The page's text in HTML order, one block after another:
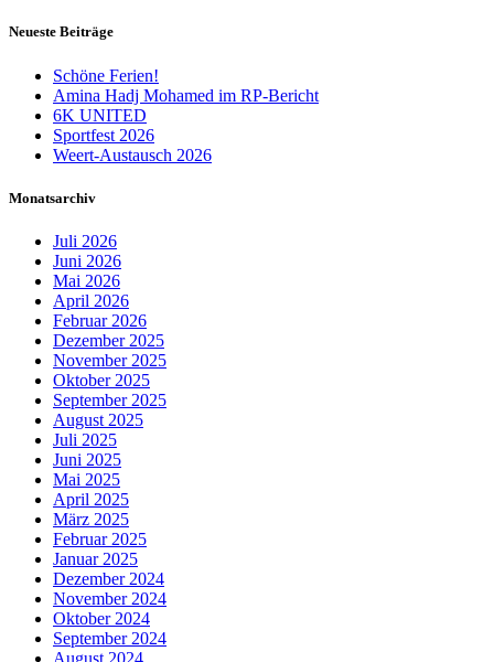
Neueste Beiträge
Schöne Ferien!
Amina Hadj Mohamed im RP-Bericht
6K UNITED
Sportfest 2026
Weert-Austausch 2026
Monatsarchiv
Juli 2026
Juni 2026
Mai 2026
April 2026
Februar 2026
Dezember 2025
November 2025
Oktober 2025
September 2025
August 2025
Juli 2025
Juni 2025
Mai 2025
April 2025
März 2025
Februar 2025
Januar 2025
Dezember 2024
November 2024
Oktober 2024
September 2024
August 2024